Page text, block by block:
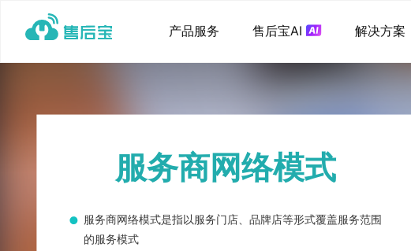
产品服务 售后宝AI 解决方案
服务商网络模式
服务商网络模式是指以服务门店、品牌店等形式覆盖服务范围
的服务模式